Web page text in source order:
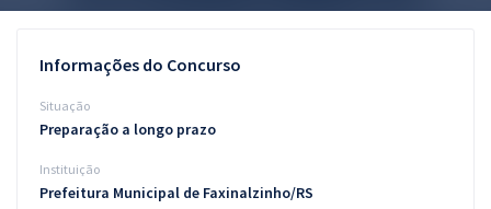
Questões grátis
Conteúdo gratuito
Aprovados
Informações do Concurso
Situação
Preparação a longo prazo
Instituição
Prefeitura Municipal de Faxinalzinho/RS